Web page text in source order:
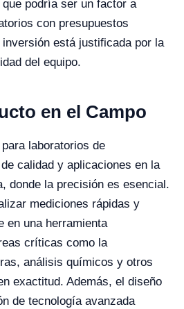
podría ser un factor a
con presupuestos
está justificada por la
del equipo.
en el Campo
laboratorios de
calidad y aplicaciones en la
donde la precisión es esencial.
mediciones rápidas y
en una herramienta
críticas como la
análisis químicos y otros
exactitud. Además, el diseño
de tecnología avanzada